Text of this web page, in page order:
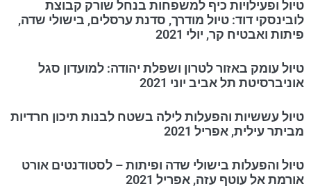
טיול ופעילויות כיף למשפחות בנחל שורק קבוצת
לובינסקי דוד: טיול מודרך, סדנת ערסלים, בישולי שדה,
פיתות ואבטיח קר, יולי 2021
טיול עומק באזור לטרון ושפלת יהודה: למועדון סגל
אוניברסיטת תל אביב יוני 2021
טיול עששיות והפעלות לילה בשטח לבנות תיכון חרדיות
מביתר עילית, אפריל 2021
טיול והפעלות בישולי שדה ופיתות – לסטודנטים אורט
אורמת אל עוטף עזה, אפריל 2021